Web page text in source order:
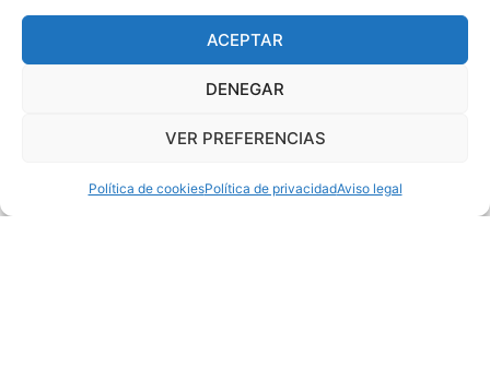
ACEPTAR
DENEGAR
VER PREFERENCIAS
Política de cookiesPolítica de privacidadAviso legal